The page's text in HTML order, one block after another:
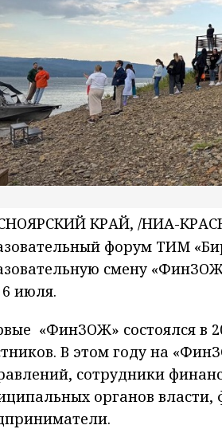
КРАЙ, /НИА-
форум ТИМ
смену
июля.
«ФинЗОЖ» состоялся в
В этом году на
сотрудники
органов